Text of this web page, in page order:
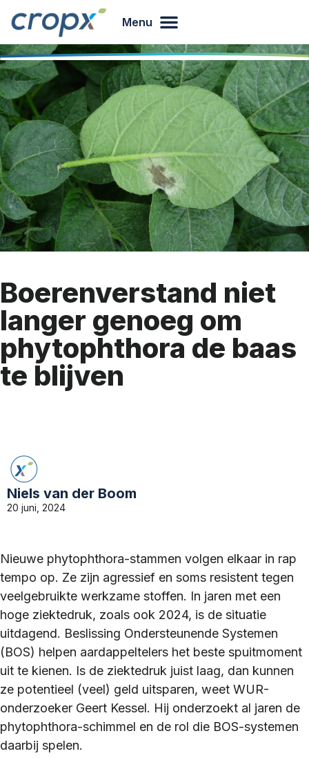
Menu
Boerenverstand niet
langer genoeg om
phytophthora de baas
te blijven
Niels van der Boom
20 juni, 2024
Nieuwe phytophthora-stammen volgen elkaar in rap
tempo op. Ze zijn agressief en soms resistent tegen
veelgebruikte werkzame stoffen. In jaren met een
hoge ziektedruk, zoals ook 2024, is de situatie
uitdagend. Beslissing Ondersteunende Systemen
(BOS) helpen aardappeltelers het beste spuitmoment
uit te kienen. Is de ziektedruk juist laag, dan kunnen
ze potentieel (veel) geld uitsparen, weet WUR-
onderzoeker Geert Kessel. Hij onderzoekt al jaren de
phytophthora-schimmel en de rol die BOS-systemen
daarbij spelen.